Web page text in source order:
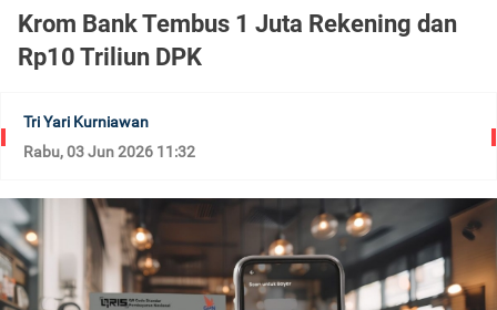
Krom Bank Tembus 1 Juta Rekening dan
Rp10 Triliun DPK
Tri Yari Kurniawan
Rabu, 03 Jun 2026 11:32